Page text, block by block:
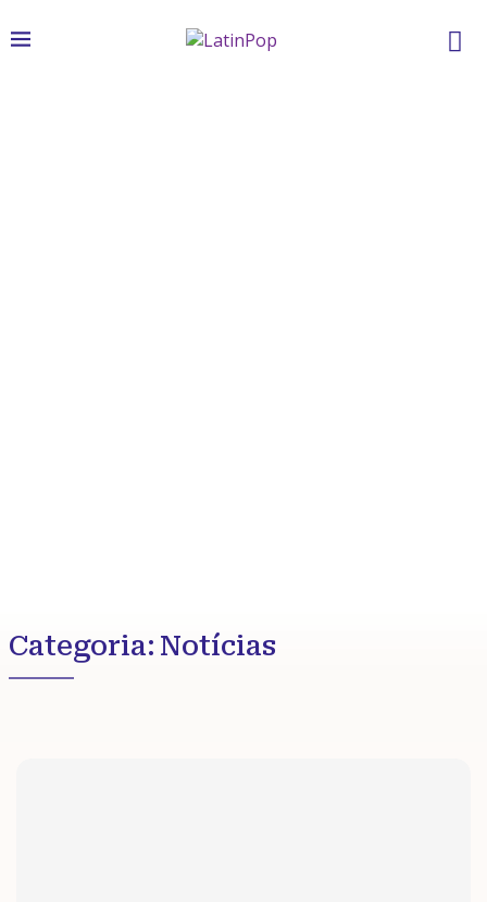
Categoria: Notícias